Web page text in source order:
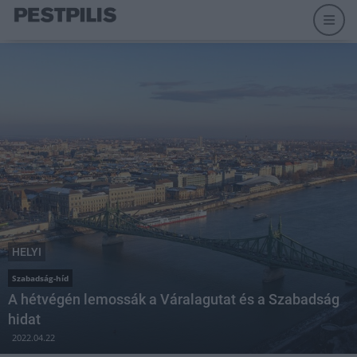
HELYI
Szabadság-híd
A hétvégén lemossák a Váralagutat és a Szabadság
hidat
2022.04.22